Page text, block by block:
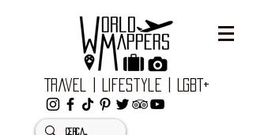
Travel | Lifestyle | LGBT+